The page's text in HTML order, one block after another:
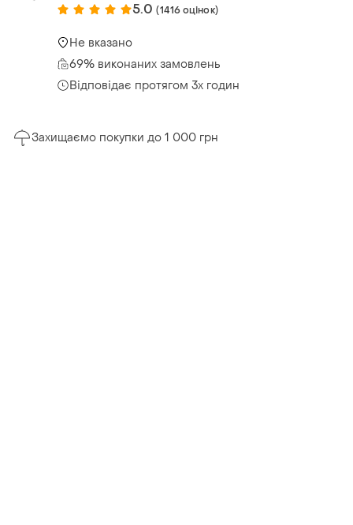
5.0 (1416 оцінок)
Не вказано
69% виконаних замовлень
Відповідає протягом 3х годин
Захищаємо покупки до 1 000 грн